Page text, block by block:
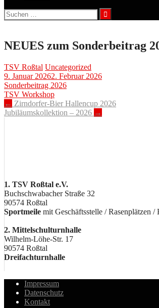
Suchen
nach:
NEUES zum Sonderbeitrag
TSV Roßtal Uncategorized
9. Januar 20262. Februar 2026
Sonderbeitrag 2026
TSV Workshop
Post
navigation
← Zirndorfer-Bier Hallencup 2026
Jubiläumskollektion – 2026 →
1. TSV Roßtal e.V.
Buchschwabacher Straße 32
90574 Roßtal
Sportmeile mit Geschäftsstelle / Rasenplätzen
2. Mittelschulturnhalle
Wilhelm-Löhe-Str. 17
90574 Roßtal
Dreifachturnhalle
Impressum
Datenschutz
Kontakt